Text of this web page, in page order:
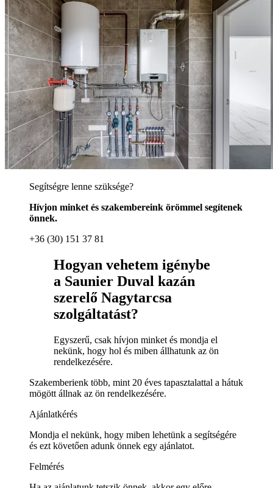
Segítségre lenne szüksége?
Hívjon minket és szakembereink örömmel segítenek
önnek.
+36 (30) 151 37 81
Hogyan vehetem igénybe
a Saunier Duval kazán
szerelő Nagytarcsa
szolgáltatást?
Egyszerű, csak hívjon minket és mondja el
nekünk, hogy hol és miben állhatunk az ön
rendelkezésére.
Szakemberienk több, mint 20 éves tapasztalattal a hátuk
mögött állnak az ön rendelkezésére.
Ajánlatkérés
Mondja el nekünk, hogy miben lehetünk a segítségére
és ezt követően adunk önnek egy ajánlatot.
Felmérés